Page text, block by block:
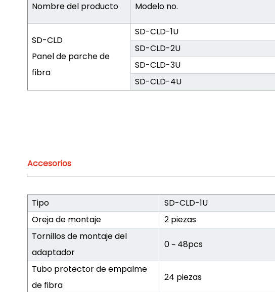
Nombre del producto Modelo no.
SD-CLD
Panel de parche de
fibra
SD-CLD-1U
SD-CLD-2U
SD-CLD-3U
SD-CLD-4U
Accesorios
Tipo SD-CLD-1U
Oreja de montaje
2 piezas
Tornillos de montaje del
adaptador
0 ~ 48pcs
Tubo protector de empalme
de fibra
24 piezas